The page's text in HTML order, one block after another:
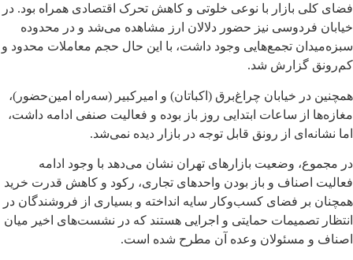
فضای کلی بازار با نوعی خلوتی و کاهش تحرک اقتصادی همراه بود. در
خیابان فردوسی نیز حضور دلالان ارز مشاهده می‌شد و در محدوده
سبزه‌میدان تجمع‌هایی وجود داشت، با این حال حجم معاملات محدود و
کم‌رونق گزارش شد.
همچنین در خیابان چراغ‌برق (اکباتان) و امیرکبیر (سه‌راه امین‌حضور)،
مغازه‌ها از ساعات ابتدایی روز باز بوده و فعالیت صنفی ادامه داشت،
اما نشانه‌ای از رونق قابل توجه در بازار دیده نمی‌شد.
در مجموع، وضعیت بازارهای تهران نشان می‌دهد با وجود ادامه
فعالیت اصناف و باز بودن واحدهای تجاری، رکود و کاهش قدرت خرید
همچنان بر فضای کسب‌وکار سایه انداخته و بسیاری از فروشندگان در
انتظار تصمیمات حمایتی و اجرایی هستند که در نشست‌های اخیر میان
اصناف و مسئولان وعده آن مطرح شده است.